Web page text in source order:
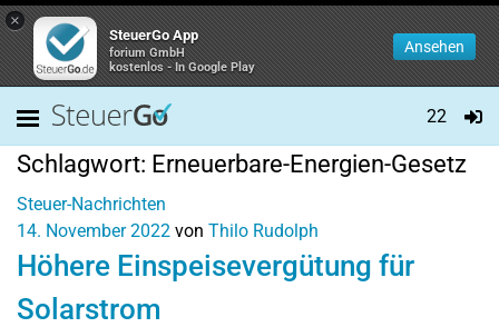
×
SteuerGo App
forium GmbH
kostenlos - In Google Play
Ansehen
22
Schlagwort: Erneuerbare-Energien-Gesetz
Steuer-Nachrichten
14. November 2022 von Thilo Rudolph
Höhere Einspeisevergütung für
Solarstrom